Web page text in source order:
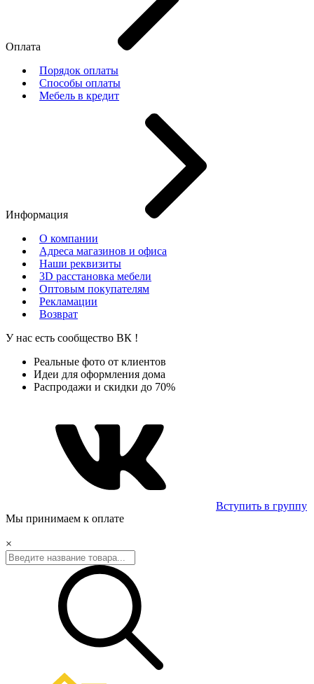
Оплата
Порядок оплаты
Способы оплаты
Мебель в кредит
Информация
О компании
Адреса магазинов и офиса
Наши реквизиты
3D расстановка мебели
Оптовым покупателям
Рекламации
Возврат
У нас есть сообщество ВК !
Реальные фото от клиентов
Идеи для оформления дома
Распродажи и скидки до 70%
Вступить в группу
Мы принимаем к оплате
×